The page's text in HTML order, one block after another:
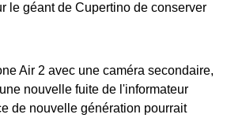
le géant de Cupertino de conserver
Air 2 avec une caméra secondaire,
nouvelle fuite de l'informateur
de nouvelle génération pourrait